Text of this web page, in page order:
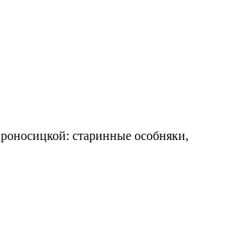
старинные особняки,